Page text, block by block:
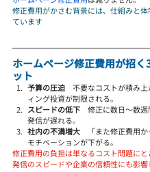
修正費用がかさむ背景には、仕組みと
ています
ホームページ修正費用が招く
ット
予算の圧迫 不要なコストが積み上
ィング投資が制限される。
スピードの低下 修正に数日〜数週
発信が遅れる。
社内の不満増大 「また修正費用
モチベーションが下がる。
修正費用の負担は単なるコスト問題に
発信のスピードや企業の信頼性にも影響